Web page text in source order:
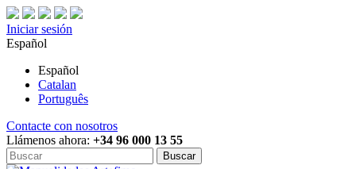
Iniciar sesión
Español
Español
Catalan
Português
Contacte con nosotros
Llámenos ahora: +34 96 000 13 55
Buscar